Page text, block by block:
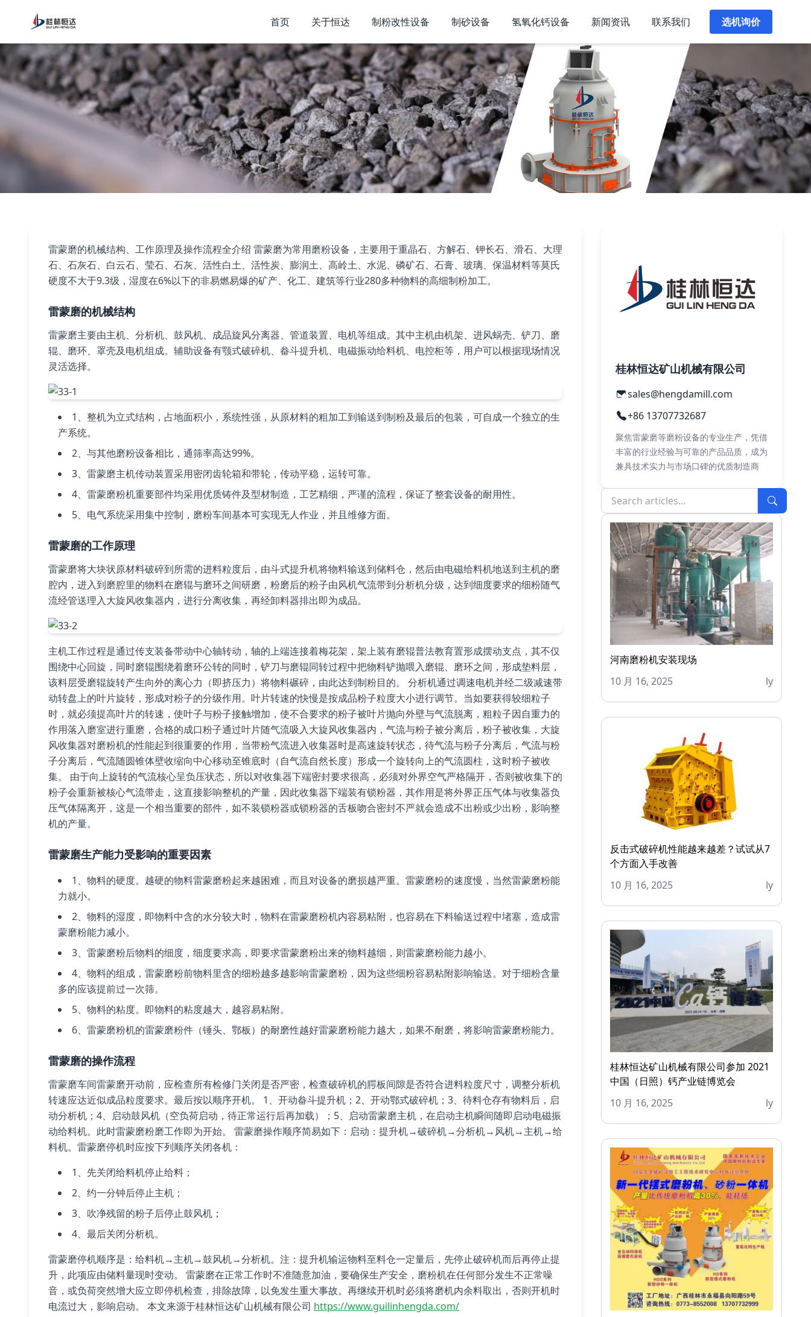
首页 关于恒达 制粉改性设备 制砂设备 氢氧化钙设备 新闻资讯 联系我们 选机询价
雷蒙磨的机械结构、工作原理及操作流程全介绍 雷蒙磨为常用磨粉设备，主要用于重晶石、方解石、钾长石、滑石、大理
石、石灰石、白云石、莹石、石灰、活性白土、活性炭、膨润土、高岭土、水泥、磷矿石、石膏、玻璃、保温材料等莫氏
硬度不大于9.3级，湿度在6%以下的非易燃易爆的矿产、化工、建筑等行业280多种物料的高细制粉加工。
雷蒙磨的机械结构
雷蒙磨主要由主机、分析机、鼓风机、成品旋风分离器、管道装置、电机等组成。其中主机由机架、进风蜗壳、铲刀、磨
辊、磨环、罩壳及电机组成。辅助设备有颚式破碎机、畚斗提升机、电磁振动给料机、电控柜等，用户可以根据现场情况
灵活选择。
1、整机为立式结构，占地面积小，系统性强，从原材料的粗加工到输送到制粉及最后的包装，可自成一个独立的生
产系统。
2、与其他磨粉设备相比，通筛率高达99%。
3、雷蒙磨主机传动装置采用密闭齿轮箱和带轮，传动平稳，运转可靠。
4、雷蒙磨粉机重要部件均采用优质铸件及型材制造，工艺精细，严谨的流程，保证了整套设备的耐用性。
5、电气系统采用集中控制，磨粉车间基本可实现无人作业，并且维修方面。
雷蒙磨的工作原理
雷蒙磨将大块状原材料破碎到所需的进料粒度后，由斗式提升机将物料输送到储料仓，然后由电磁给料机地送到主机的磨
腔内，进入到磨腔里的物料在磨辊与磨环之间研磨，粉磨后的粉子由风机气流带到分析机分级，达到细度要求的细粉随气
流经管送理入大旋风收集器内，进行分离收集，再经卸料器排出即为成品。
主机工作过程是通过传支装备带动中心轴转动，轴的上端连接着梅花架，架上装有磨辊普法教育置形成摆动支点，其不仅
围绕中心回旋，同时磨辊围绕着磨环公转的同时，铲刀与磨辊同转过程中把物料铲抛喂入磨辊、磨环之间，形成垫料层，
该料层受磨辊旋转产生向外的离心力（即挤压力）将物料碾碎，由此达到制粉目的。 分析机通过调速电机并经二级减速带
动转盘上的叶片旋转，形成对粉子的分级作用。叶片转速的快慢是按成品粉子粒度大小进行调节。当如要获得较细粒子
时，就必须提高叶片的转速，使叶子与粉子接触增加，使不合要求的粉子被叶片抛向外壁与气流脱离，粗粒子因自重力的
作用落入磨室进行重磨，合格的成口粉子通过叶片随气流吸入大旋风收集器内，气流与粉子被分离后，粉子被收集，大旋
风收集器对磨粉机的性能起到很重要的作用，当带粉气流进入收集器时是高速旋转状态，待气流与粉子分离后，气流与粉
子分离后，气流随圆锥体壁收缩向中心移动至锥底时（自气流自然长度）形成一个旋转向上的气流圆柱，这时粉子被收
集。 由于向上旋转的气流核心呈负压状态，所以对收集器下端密封要求很高，必须对外界空气严格隔开，否则被收集下的
粉子会重新被核心气流带走，这直接影响整机的产量，因此收集器下端装有锁粉器，其作用是将外界正压气体与收集器负
压气体隔离开，这是一个相当重要的部件，如不装锁粉器或锁粉器的舌板吻合密封不严就会造成不出粉或少出粉，影响整
机的产量。
雷蒙磨生产能力受影响的重要因素
1、物料的硬度。越硬的物料雷蒙磨粉起来越困难，而且对设备的磨损越严重。雷蒙磨粉的速度慢，当然雷蒙磨粉能
力就小。
2、物料的湿度，即物料中含的水分较大时，物料在雷蒙磨粉机内容易粘附，也容易在下料输送过程中堵塞，造成雷
蒙磨粉能力减小。
3、雷蒙磨粉后物料的细度，细度要求高，即要求雷蒙磨粉出来的物料越细，则雷蒙磨粉能力越小。
4、物料的组成，雷蒙磨粉前物料里含的细粉越多越影响雷蒙磨粉，因为这些细粉容易粘附影响输送。对于细粉含量
多的应该提前过一次筛。
5、物料的粘度。即物料的粘度越大，越容易粘附。
6、雷蒙磨粉机的雷蒙磨粉件（锤头、鄂板）的耐磨性越好雷蒙磨粉能力越大，如果不耐磨，将影响雷蒙磨粉能力。
雷蒙磨的操作流程
雷蒙磨车间雷蒙磨开动前，应检查所有检修门关闭是否严密，检查破碎机的腭板间隙是否符合进料粒度尺寸，调整分析机
转速应达近似成品粒度要求。最后按以顺序开机。 1、开动畚斗提升机；2、开动鄂式破碎机；3、待料仓存有物料后，启
动分析机；4、启动鼓风机（空负荷启动，待正常运行后再加载）；5、启动雷蒙磨主机，在启动主机瞬间随即启动电磁振
动给料机。此时雷蒙磨粉磨工作即为开始。 雷蒙磨操作顺序简易如下：启动：提升机→破碎机→分析机→风机→主机→给
料机。雷蒙磨停机时应按下列顺序关闭各机：
1、先关闭给料机停止给料；
2、约一分钟后停止主机；
3、吹净残留的粉子后停止鼓风机；
4、最后关闭分析机。
雷蒙磨停机顺序是：给料机→主机→鼓风机→分析机。注：提升机输运物料至料仓一定量后，先停止破碎机而后再停止提
升，此项应由储料量现时变动。 雷蒙磨在正常工作时不准随意加油，要确保生产安全，磨粉机在任何部分发生不正常噪
音，或负荷突然增大应立即停机检查，排除故障，以免发生重大事故。再继续开机时必须将磨机内余料取出，否则开机时
电流过大，影响启动。 本文来源于桂林恒达矿山机械有限公司 https://www.guilinhengda.com/
桂林恒达矿山机械有限公司
sales@hengdamill.com
+86 13707732687
聚焦雷蒙磨等磨粉设备的专业生产，凭借
丰富的行业经验与可靠的产品品质，成为
兼具技术实力与市场口碑的优质制造商
河南磨粉机安装现场
10 月 16, 2025
ly
反击式破碎机性能越来越差？试试从7
个方面入手改善
10 月 16, 2025
ly
桂林恒达矿山机械有限公司参加 2021
中国（日照）钙产业链博览会
10 月 16, 2025
ly